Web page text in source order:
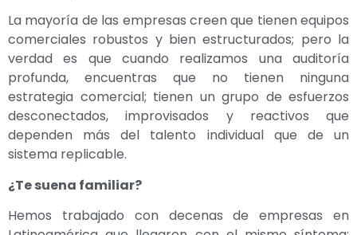
La mayoría de las empresas creen que tienen equipos
comerciales robustos y bien estructurados; pero la
verdad es que cuando realizamos una auditoría
profunda, encuentras que no tienen ninguna
estrategia comercial; tienen un grupo de esfuerzos
desconectados, improvisados y reactivos que
dependen más del talento individual que de un
sistema replicable.
¿Te suena familiar?
Hemos trabajado con decenas de empresas en